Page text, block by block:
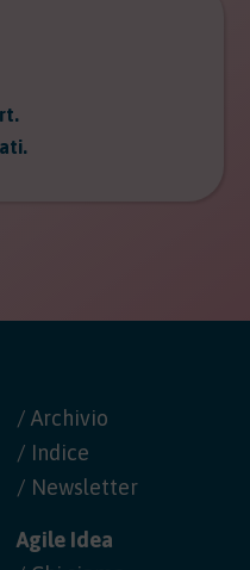
/ Archivio
/ Indice
/ Newsletter
Agile Idea